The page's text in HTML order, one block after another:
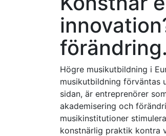
förändring.
Högre musikutbildning i
musikutbildning förväntas
sidan, är entreprenörer
akademisering och
musikinstitutioner
konstnärlig praktik kontra